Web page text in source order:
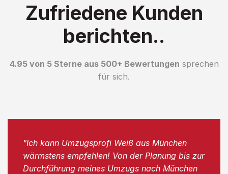
Zufriedene Kunden
berichten..
4.95 von 5 Sterne aus 500+ Bewertungen sprechen
für sich.
"Ich kann Umzugsprofi Weiß aus München
wärmstens empfehlen! Von der Planung bis zur
Durchführung meines Umzugs nach München